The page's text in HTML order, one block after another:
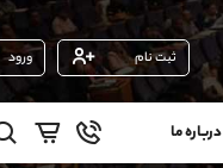
ثبت نام ورود
درباره ما
(یوسف فرخنده)
09194198792